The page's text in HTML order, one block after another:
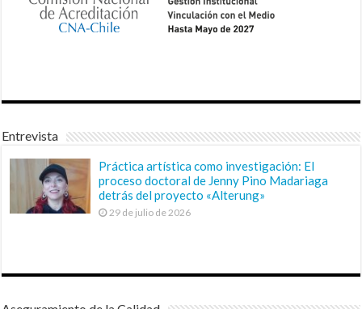
Entrevista
Práctica artística como investigación: El
proceso doctoral de Jenny Pino Madariaga
detrás del proyecto «Alterung»
29 de julio de 2026